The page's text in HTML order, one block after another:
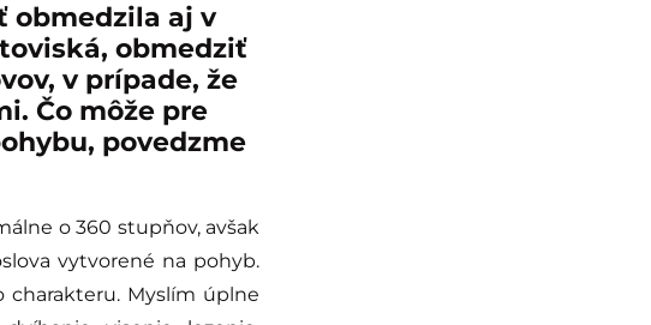
obmedzila aj v
obmedziť
v prípade, že
Čo môže pre
povedzme
o 360 stupňov, avšak
vytvorené na pohyb.
charakteru. Myslím úplne